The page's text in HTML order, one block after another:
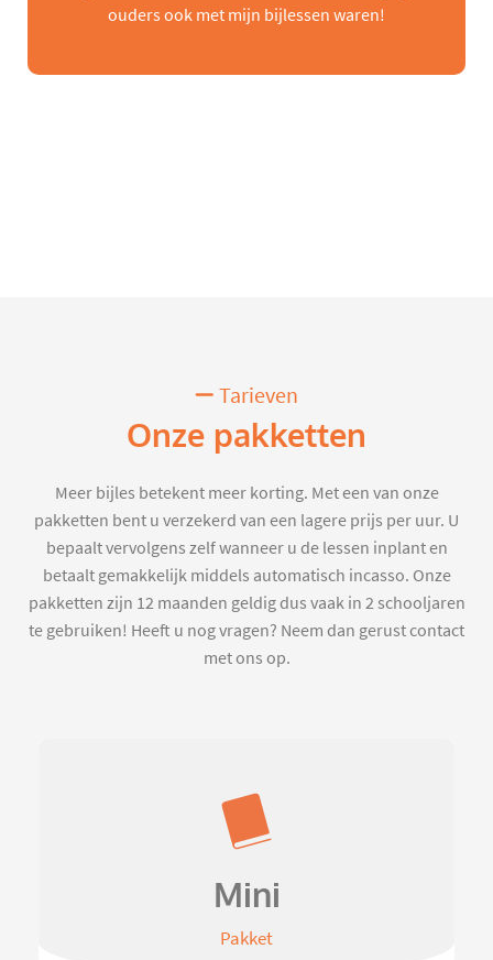
ouders ook met mijn bijlessen waren!
Tarieven
Onze pakketten
Meer bijles betekent meer korting. Met een van onze
pakketten bent u verzekerd van een lagere prijs per uur. U
bepaalt vervolgens zelf wanneer u de lessen inplant en
betaalt gemakkelijk middels automatisch incasso. Onze
pakketten zijn 12 maanden geldig dus vaak in 2 schooljaren
te gebruiken! Heeft u nog vragen? Neem dan gerust contact
met ons op.
Mini
Pakket